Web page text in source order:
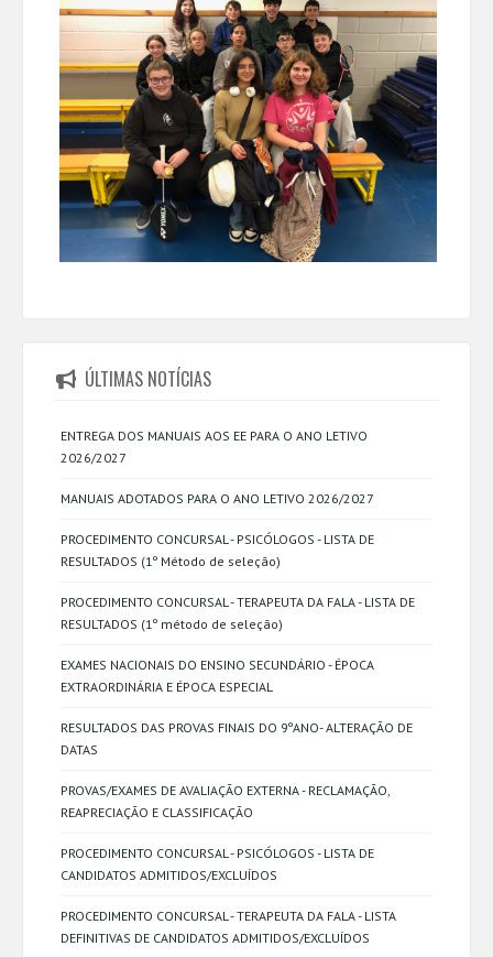
ÚLTIMAS NOTÍCIAS
ENTREGA DOS MANUAIS AOS EE PARA O ANO LETIVO
2026/2027
MANUAIS ADOTADOS PARA O ANO LETIVO 2026/2027
PROCEDIMENTO CONCURSAL - PSICÓLOGOS - LISTA DE
RESULTADOS (1º Método de seleção)
PROCEDIMENTO CONCURSAL - TERAPEUTA DA FALA - LISTA DE
RESULTADOS (1º método de seleção)
EXAMES NACIONAIS DO ENSINO SECUNDÁRIO - ÉPOCA
EXTRAORDINÁRIA E ÉPOCA ESPECIAL
RESULTADOS DAS PROVAS FINAIS DO 9ºANO- ALTERAÇÃO DE
DATAS
PROVAS/EXAMES DE AVALIAÇÃO EXTERNA - RECLAMAÇÃO,
REAPRECIAÇÃO E CLASSIFICAÇÃO
PROCEDIMENTO CONCURSAL - PSICÓLOGOS - LISTA DE
CANDIDATOS ADMITIDOS/EXCLUÍDOS
PROCEDIMENTO CONCURSAL - TERAPEUTA DA FALA - LISTA
DEFINITIVAS DE CANDIDATOS ADMITIDOS/EXCLUÍDOS